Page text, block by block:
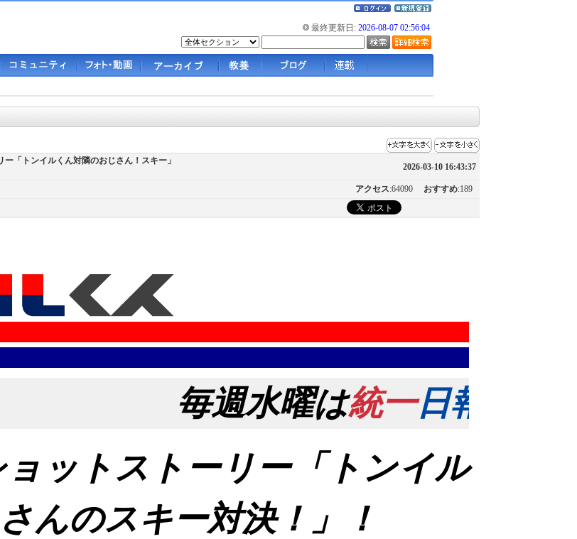
最終更新日: 2026-08-07 02:56:04
ー「トンイルくん対隣のおじさん！スキー」
2026-03-10 16:43:37
アクセス:64090 おすすめ:189
毎週水曜は統一日報
ョットストーリー「トンイル
んのスキー対決！」！